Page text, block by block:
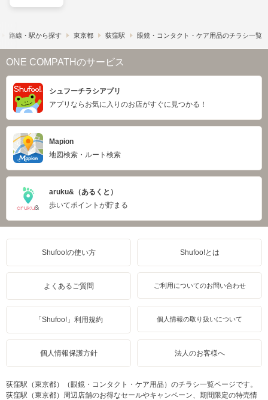
路線・駅から探す 東京都 荻窪駅 眼鏡・コンタクト・ケア用品のチラシ一覧
ONE COMPATHのサービス
シュフーチラシアプリ
アプリならお気に入りのお店がすぐに見つかる！
Mapion
地図検索・ルート検索
aruku&（あるくと）
歩いてポイントが貯まる
Shufoo!の使い方 Shufoo!とは
よくあるご質問 ご利用についてのお問い合わせ
「Shufoo!」利用規約 個人情報の取り扱いについて
個人情報保護方針 法人のお客様へ
荻窪駅（東京都）（眼鏡・コンタクト・ケア用品）のチラシ一覧ページです。
荻窪駅（東京都）周辺店舗のお得なセールやキャンペーン、期間限定の特売情